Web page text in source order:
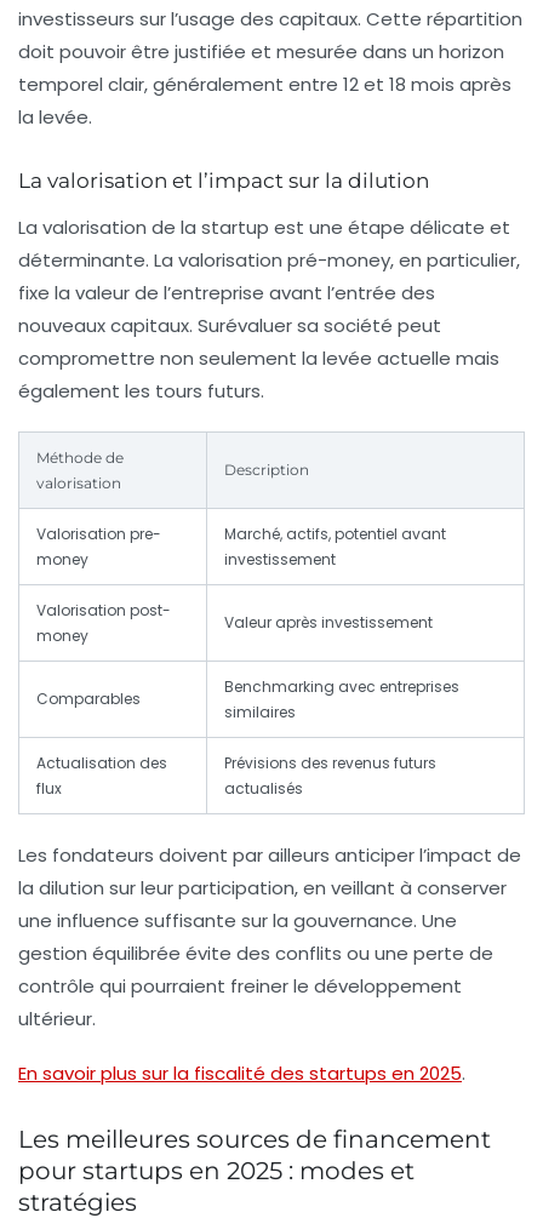
investisseurs sur l’usage des capitaux. Cette répartition
doit pouvoir être justifiée et mesurée dans un horizon
temporel clair, généralement entre 12 et 18 mois après
la levée.
La valorisation et l’impact sur la dilution
La valorisation de la startup est une étape délicate et
déterminante. La valorisation pré-money, en particulier,
fixe la valeur de l’entreprise avant l’entrée des
nouveaux capitaux. Surévaluer sa société peut
compromettre non seulement la levée actuelle mais
également les tours futurs.
Méthode de
valorisation
Description
Valorisation pre-
money
Marché, actifs, potentiel avant
investissement
Valorisation post-
money
Valeur après investissement
Comparables
Benchmarking avec entreprises
similaires
Actualisation des
flux
Prévisions des revenus futurs
actualisés
Les fondateurs doivent par ailleurs anticiper l’impact de
la dilution sur leur participation, en veillant à conserver
une influence suffisante sur la gouvernance. Une
gestion équilibrée évite des conflits ou une perte de
contrôle qui pourraient freiner le développement
ultérieur.
En savoir plus sur la fiscalité des startups en 2025.
Les meilleures sources de financement
pour startups en 2025 : modes et
stratégies